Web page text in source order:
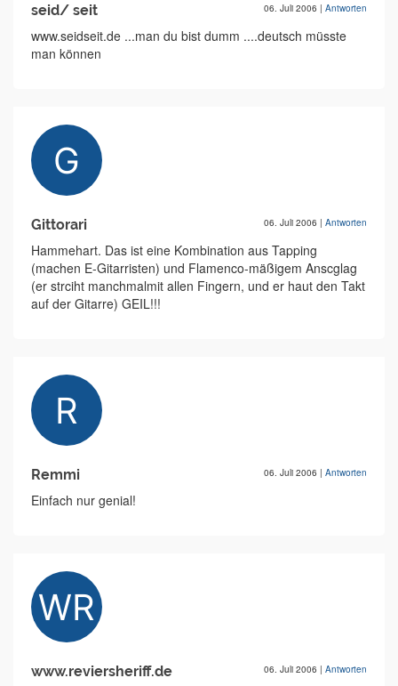
seid/ seit 06. Juli 2006 | Antworten
www.seidseit.de ...man du bist dumm ....deutsch müsste
man können
Gittorari 06. Juli 2006 | Antworten
Hammehart. Das ist eine Kombination aus Tapping
(machen E-Gitarristen) und Flamenco-mäßigem Anscglag
(er strciht manchmalmit allen Fingern, und er haut den Takt
auf der Gitarre) GEIL!!!
Remmi 06. Juli 2006 | Antworten
Einfach nur genial!
www.reviersheriff.de 06. Juli 2006 | Antworten